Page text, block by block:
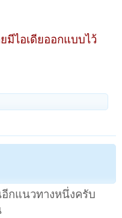
มีไอเดียออกแบบไว้
กแนวทางหนึ่งครับ